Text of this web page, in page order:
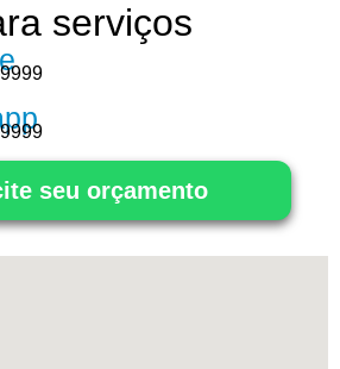
serviços
seu orçamento